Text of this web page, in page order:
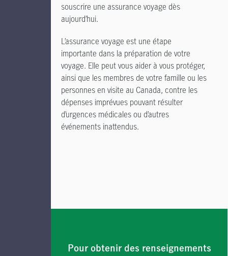
souscrire une assurance voyage dès
aujourd’hui.
L’assurance voyage est une étape
importante dans la préparation de votre
voyage. Elle peut vous aider à vous protéger,
ainsi que les membres de votre famille ou les
personnes en visite au Canada, contre les
dépenses imprévues pouvant résulter
d’urgences médicales ou d’autres
événements inattendus.
Pour obtenir des renseignements